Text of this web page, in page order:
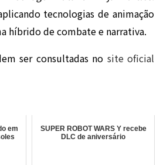
tecnologias de animação
híbrido de combate e narrativa.
ser consultadas no site oficial
em
SUPER ROBOT WARS Y recebe
DLC de aniversário